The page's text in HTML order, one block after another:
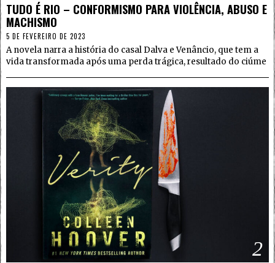
TUDO É RIO – CONFORMISMO PARA VIOLÊNCIA, ABUSO E
MACHISMO
5 DE FEVEREIRO DE 2023
A novela narra a história do casal Dalva e Venâncio, que tem a
vida transformada após uma perda trágica, resultado do ciúme
2